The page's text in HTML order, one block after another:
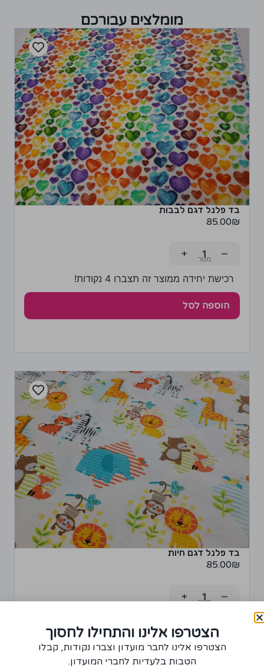
מומלצים עבורכם
בד פלנל דגם לבבות
85.00₪
−
+
רכישת יחידה ממוצר זה תצברו 4 נקודות!
הוספה לסל
בד פלנל דגם חיות
85.00₪
−
+
הוספה לסל
הצטרפו אלינו והתחילו לחסוך
הצטרפו אלינו לחבר מועדון וצברו נקודות, קבלו
הטבות בלעדיות לחברי המועדון.